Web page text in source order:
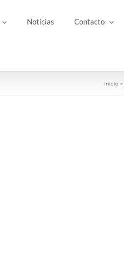
Noticias Contacto
Inicio